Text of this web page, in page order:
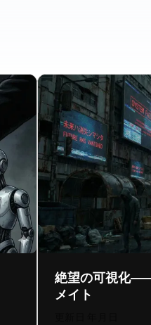
絶望の可視化 ――
メイト